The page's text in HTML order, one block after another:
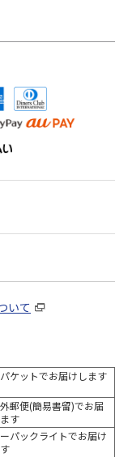
いて
ケットでお届けします
郵便(簡易書留)でお届
す
パックライトでお届け